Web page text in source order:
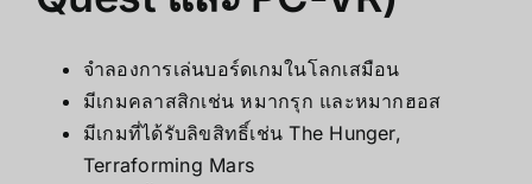
จำลองการเล่นบอร์ดเกมในโลกเสมือน
มีเกมคลาสสิกเช่น หมากรุก และหมากฮอส
มีเกมที่ได้รับลิขสิทธิ์เช่น The Hunger,
Terraforming Mars